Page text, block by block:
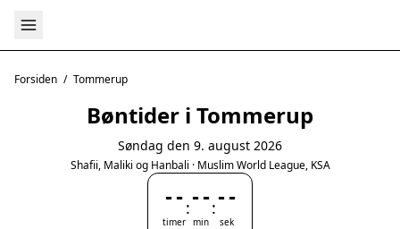
Forsiden / Tommerup
Bøntider i Tommerup
Søndag den 9. august 2026
Shafii, Maliki og Hanbali · Muslim World League, KSA
--
timer
:--
min
:--
sek